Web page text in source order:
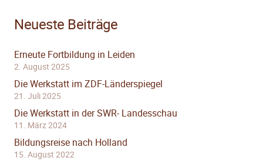
Neueste Beiträge
Erneute Fortbildung in Leiden
2. August 2025
Die Werkstatt im ZDF-Länderspiegel
21. Juli 2025
Die Werkstatt in der SWR- Landesschau
11. März 2024
Bildungsreise nach Holland
15. August 2022